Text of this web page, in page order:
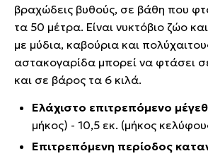
βραχώδεις βυθούς, σε βάθη που
τα 50 μέτρα. Είναι νυκτόβιο ζώο
με μύδια, καβούρια και
αστακογαρίδα μπορεί να φτάσει
και σε βάρος τα 6 κιλά.
Ελάχιστο επιτρεπόμενο
μήκος) - 10,5 εκ. (μήκος
Επιτρεπόμενη περίοδος